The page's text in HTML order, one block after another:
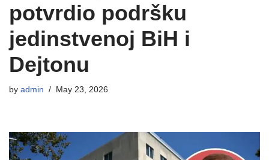
potvrdio podršku
jedinstvenoj BiH i
Dejtonu
by admin May 23, 2026